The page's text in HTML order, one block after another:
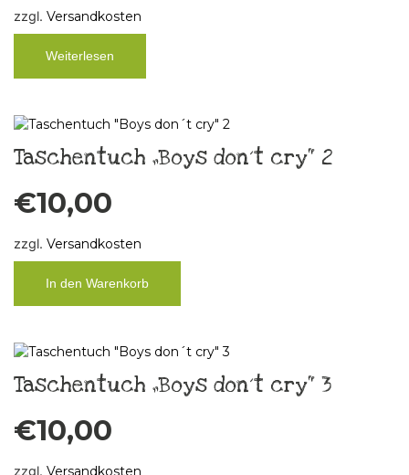
zzgl. Versandkosten
Weiterlesen
Taschentuch „Boys don´t cry“ 2
€10,00
zzgl. Versandkosten
In den Warenkorb
Taschentuch „Boys don´t cry“ 3
€10,00
zzgl. Versandkosten